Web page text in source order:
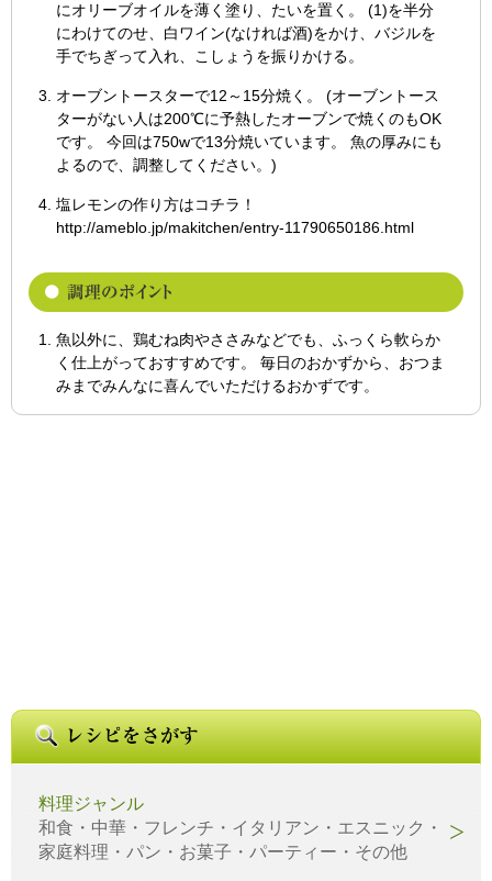
にオリーブオイルを薄く塗り、たいを置く。 (1)を半分
にわけてのせ、白ワイン(なければ酒)をかけ、バジルを
手でちぎって入れ、こしょうを振りかける。
オーブントースターで12～15分焼く。 (オーブントース
ターがない人は200℃に予熱したオーブンで焼くのもOK
です。 今回は750wで13分焼いています。 魚の厚みにも
よるので、調整してください。)
塩レモンの作り方はコチラ！
http://ameblo.jp/makitchen/entry-11790650186.html
魚以外に、鶏むね肉やささみなどでも、ふっくら軟らか
く仕上がっておすすめです。 毎日のおかずから、おつま
みまでみんなに喜んでいただけるおかずです。
料理ジャンル
和食・中華・フレンチ・イタリアン・エスニック・
家庭料理・パン・お菓子・パーティー・その他